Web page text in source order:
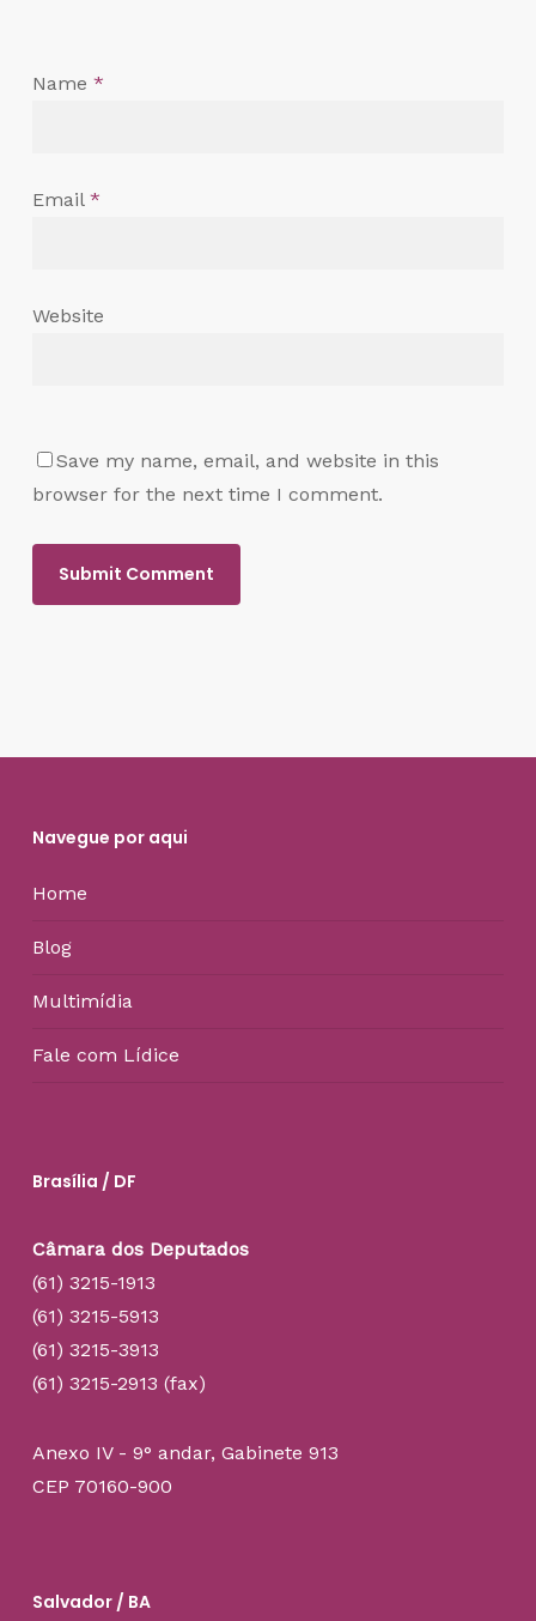
Name *
Email *
Website
Save my name, email, and website in this
browser for the next time I comment.
Navegue por aqui
Home
Blog
Multimídia
Fale com Lídice
Brasília / DF
Câmara dos Deputados
(61) 3215-1913
(61) 3215-5913
(61) 3215-3913
(61) 3215-2913 (fax)
Anexo IV - 9° andar, Gabinete 913
CEP 70160-900
Salvador / BA